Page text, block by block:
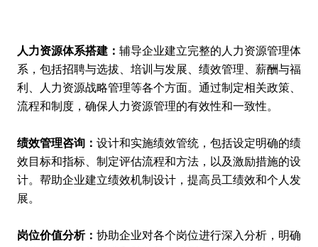
人力资源体系搭建： 辅导企业建立完整的人力资源管理体
系，包括招聘与选拔、培训与发展、绩效管理、薪酬与福
利、人力资源战略管理等各个方面。通过制定相关政策、
流程和制度，确保人力资源管理的有效性和一致性。
绩效管理咨询： 设计和实施绩效管统，包括设定明确的绩
效目标和指标、制定评估流程和方法，以及激励措施的设
计。帮助企业建立绩效机制设计，提高员工绩效和个人发
展。
岗位价值分析： 协助企业对各个岗位进行深入分析，明确